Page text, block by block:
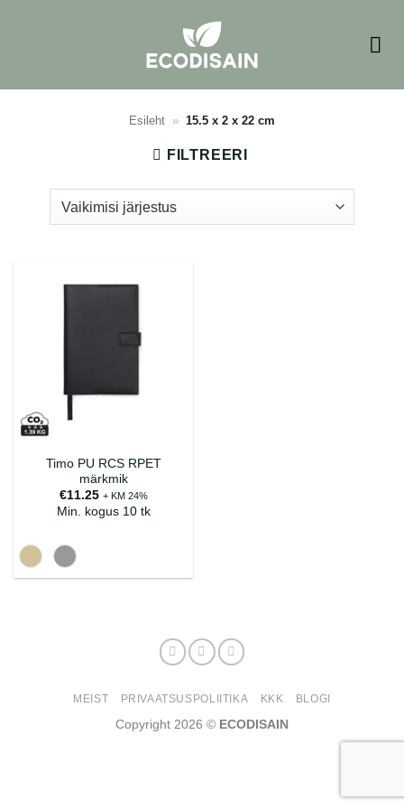
Esileht » 15.5 x 2 x 22 cm
FILTREERI
Timo PU RCS RPET
märkmik
€11.25 + KM 24%
Min. kogus 10 tk
MEIST PRIVAATSUSPOLIITIKA KKK BLOGI
Copyright 2026 © ECODISAIN